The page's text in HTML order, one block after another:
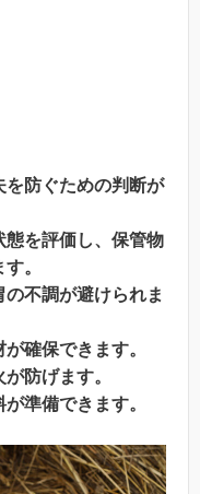
を防ぐための判断が
態を評価し、保管物
。
の不調が避けられま
確保できます。
防げます。
準備できます。